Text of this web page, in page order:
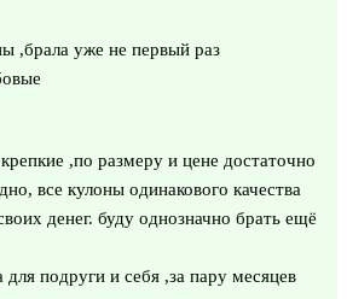
,брала уже не первый раз
,по размеру и цене достаточно
все кулоны одинакового качества
денег. буду однозначно брать ещё
подруги и себя ,за пару месяцев